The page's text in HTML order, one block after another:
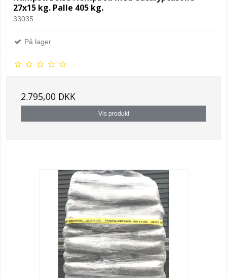
27x15 kg. Palle 405 kg.
33035
På lager
2.795,00 DKK
Vis produkt